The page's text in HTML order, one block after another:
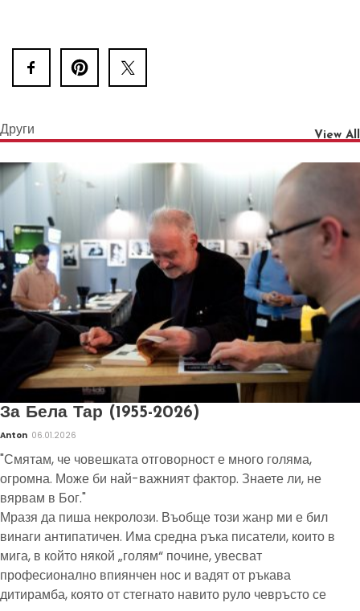
Други View All
За Бела Тар (1955-2026)
Anton 06.01.2026
"Смятам, че човешката отговорност е много голяма,
огромна. Може би най-важният фактор. Знаете ли, не
вярвам в Бог."
Мразя да пиша некролози. Въобще този жанр ми е бил
винаги антипатичен. Има средна ръка писатели, които в
мига, в който някой „голям“ почине, увесват
професионално впиянчен нос и вадят от ръкава
дитирамба, която от стегнато навито руло чевръсто се